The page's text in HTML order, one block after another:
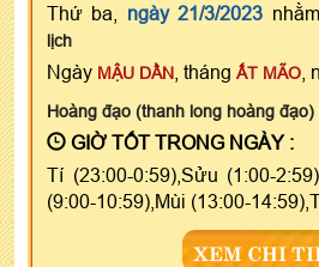
Thứ ba, ngày 21/3/2023
lịch
Ngày MẬU DẦN , tháng ẤT MÃO ,
Hoàng đạo (thanh long hoàng đạo)
GIỜ TỐT TRONG NGÀY :
Tí (23:00-0:59),Sửu (1:00-
(9:00-10:59),Mùi (13:00-
XEM CHI